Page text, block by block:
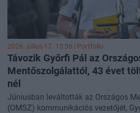
2026. július 17. 15:36 | Portfolio
Távozik Győrfi Pál az
Mentőszolgálattól, 43 évet
nél
Júniusban leváltották az Országos
(OMSZ) kommunikációs vezetőjét,